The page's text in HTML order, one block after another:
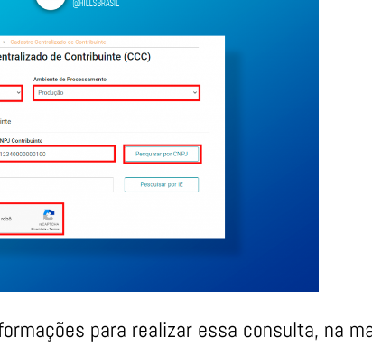
para realizar essa consulta, na